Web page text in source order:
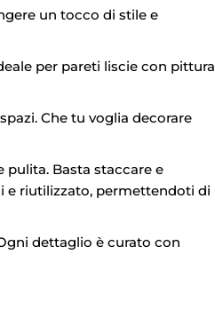
un tocco di stile e
per pareti liscie con pittura
Che tu voglia decorare
pulita. Basta staccare e
e riutilizzato, permettendoti di
dettaglio è curato con